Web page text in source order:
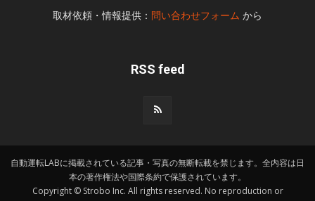
取材依頼・情報提供： 問い合わせフォーム から
RSS feed
自動運転LABに掲載されている記事・写真の無断転載を禁じます。全内容は日
本の著作権法や国際条約で保護されています。
Copyright © Strobo Inc. All rights reserved. No reproduction or